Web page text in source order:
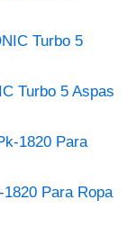
Turbo 5 Aspas
Para Ropa